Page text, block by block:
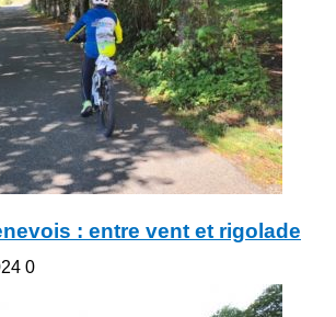
: entre vent et rigolade
0